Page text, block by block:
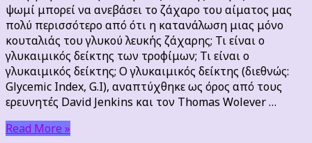
δείκτης
ψωμί μπορεί να ανεβάσει το ζάχαρο του αίματος μας
πολύ περισσότερο από ότι η κατανάλωση μιας μόνο
κουταλιάς του γλυκού λευκής ζάχαρης; Τι είναι ο
γλυκαιμικός δείκτης των τροφίμων; Τι είναι ο
γλυκαιμικός δείκτης; Ο γλυκαιμικός δείκτης (διεθνώς:
Glycemic Index, G.I), αναπτύχθηκε ως όρος από τους
ερευνητές David Jenkins και τον Thomas Wolever …
Read More »